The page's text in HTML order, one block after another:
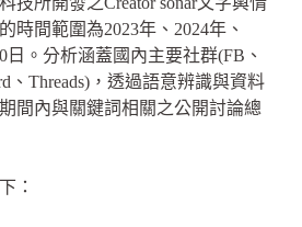
時間範圍為2023年、2024年、
日。分析涵蓋國內主要社群(FB、
、Threads)，透過語意辨識與資料
間內與關鍵詞相關之公開討論總
：